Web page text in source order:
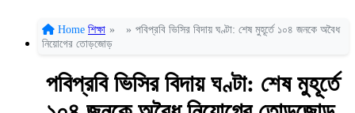
Home শিক্ষা » » পবিপ্রবি ভিসির বিদায় ঘণ্টা: শেষ মুহূর্তে ১০৪ জনকে অবৈধ
নিয়োগের তোড়জোড়
পবিপ্রবি ভিসির বিদায় ঘণ্টা: শেষ মুহূর্তে